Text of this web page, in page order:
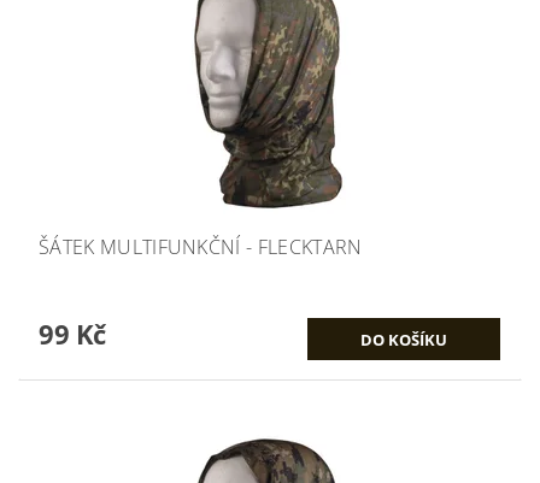
ŠÁTEK MULTIFUNKČNÍ - FLECKTARN
99 Kč